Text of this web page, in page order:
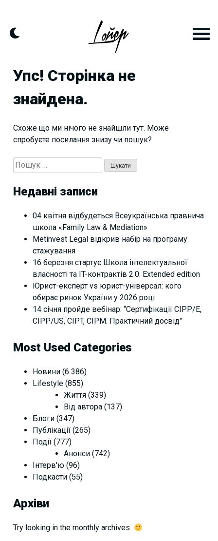
content
Упс! Сторінка не
знайдена.
Схоже що ми нічого не знайшли тут. Може
спробуєте посилання знизу чи пошук?
Пошук:
Недавні записи
04 квітня відбудеться Всеукраїнська правнича
школа «Family Law & Mediation»
Metinvest Legal відкрив набір на програму
стажування
16 березня стартує Школа інтелектуальної
власності та IT-контрактів 2.0. Extended edition
Юрист-експерт vs юрист-універсал: кого
обирає ринок України у 2026 році
14 січня пройде вебінар: “Сертифікації СІРР/Е,
CIPP/US, CIPT, CIPM. Практичний досвід”
Most Used Categories
Новини (6 386)
Lifestyle (855)
Життя (339)
Від автора (137)
Блоги (347)
Публікації (265)
Події (777)
Анонси (742)
Інтерв'ю (96)
Подкасти (55)
Архіви
Try looking in the monthly archives.